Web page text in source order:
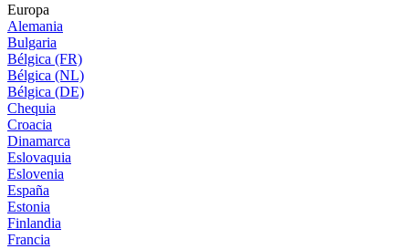
Europa
Alemania
Bulgaria
Bélgica (FR)
Bélgica (NL)
Bélgica (DE)
Chequia
Croacia
Dinamarca
Eslovaquia
Eslovenia
España
Estonia
Finlandia
Francia